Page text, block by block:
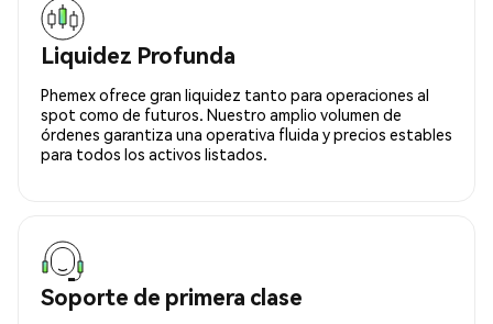
Liquidez Profunda
Phemex ofrece gran liquidez tanto para operaciones al
spot como de futuros. Nuestro amplio volumen de
órdenes garantiza una operativa fluida y precios estables
para todos los activos listados.
Soporte de primera clase